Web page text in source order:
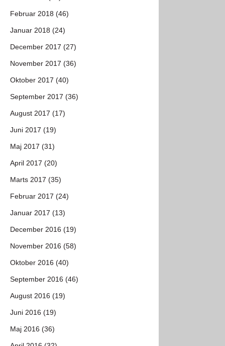
Februar 2018 (46)
Januar 2018 (24)
December 2017 (27)
November 2017 (36)
Oktober 2017 (40)
September 2017 (36)
August 2017 (17)
Juni 2017 (19)
Maj 2017 (31)
April 2017 (20)
Marts 2017 (35)
Februar 2017 (24)
Januar 2017 (13)
December 2016 (19)
November 2016 (58)
Oktober 2016 (40)
September 2016 (46)
August 2016 (19)
Juni 2016 (19)
Maj 2016 (36)